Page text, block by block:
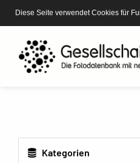
Diese Seite verwendet Cookies für
Kategorien